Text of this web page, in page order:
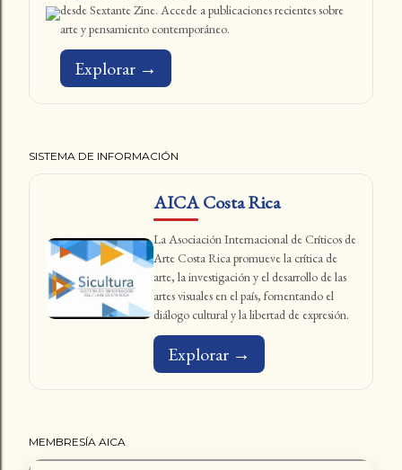
desde Sextante Zine. Accede a publicaciones recientes sobre
arte y pensamiento contemporáneo.
Explorar →
SISTEMA DE INFORMACIÓN
AICA Costa Rica
La Asociación Internacional de Críticos de
Arte Costa Rica promueve la crítica de
arte, la investigación y el desarrollo de las
artes visuales en el país, fomentando el
diálogo cultural y la libertad de expresión.
Explorar →
MEMBRESÍA AICA